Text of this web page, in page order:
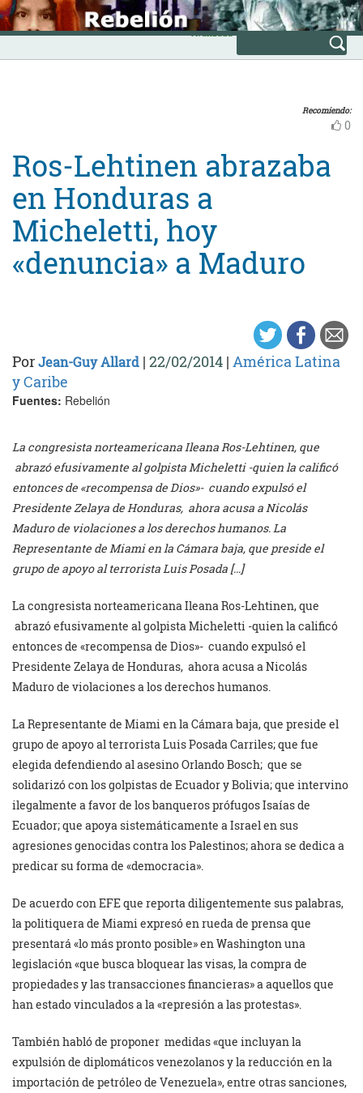
Skip
to
content
INICIO
Avanzada
Recomiendo:
0
Ros-Lehtinen abrazaba
en Honduras a
Micheletti, hoy
«denuncia» a Maduro
PorJean-Guy Allard | 22/02/2014 | América Latina
y Caribe
Fuentes: Rebelión
La congresista norteamericana Ileana Ros-Lehtinen, que
abrazó efusivamente al golpista Micheletti -quien la calificó
entonces de «recompensa de Dios»- cuando expulsó el
Presidente Zelaya de Honduras, ahora acusa a Nicolás
Maduro de violaciones a los derechos humanos. La
Representante de Miami en la Cámara baja, que preside el
grupo de apoyo al terrorista Luis Posada […]
La congresista norteamericana Ileana Ros-Lehtinen, que
abrazó efusivamente al golpista Micheletti -quien la calificó
entonces de «recompensa de Dios»- cuando expulsó el
Presidente Zelaya de Honduras, ahora acusa a Nicolás
Maduro de violaciones a los derechos humanos.
La Representante de Miami en la Cámara baja, que preside el
grupo de apoyo al terrorista Luis Posada Carriles; que fue
elegida defendiendo al asesino Orlando Bosch; que se
solidarizó con los golpistas de Ecuador y Bolivia; que intervino
ilegalmente a favor de los banqueros prófugos Isaías de
Ecuador; que apoya sistemáticamente a Israel en sus
agresiones genocidas contra los Palestinos; ahora se dedica a
predicar su forma de «democracia».
De acuerdo con EFE que reporta diligentemente sus palabras,
la politiquera de Miami expresó en rueda de prensa que
presentará «lo más pronto posible» en Washington una
legislación «que busca bloquear las visas, la compra de
propiedades y las transacciones financieras» a aquellos que
han estado vinculados a la «represión a las protestas».
También habló de proponer medidas «que incluyan la
expulsión de diplomáticos venezolanos y la reducción en la
importación de petróleo de Venezuela», entre otras sanciones,